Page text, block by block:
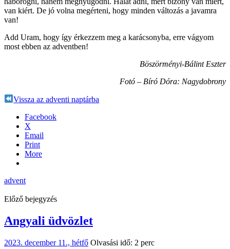
van kiért. De jó volna megérteni, hogy minden változás a javamra
van!
Add Uram, hogy így érkezzem meg a karácsonyba, erre vágyom
most ebben az adventben!
Böszörményi-Bálint Eszter
Fotó – Bíró Dóra: Nagydobrony
Vissza az adventi naptárba
Facebook
X
Email
Print
More
advent
Előző bejegyzés
Angyali üdvözlet
2023. december 11., hétfő Olvasási idő: 2 perc